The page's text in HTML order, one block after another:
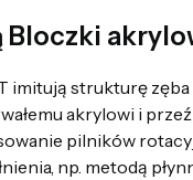
Bloczki
imitują strukturę
akrylowi i
pilników
np. metodą